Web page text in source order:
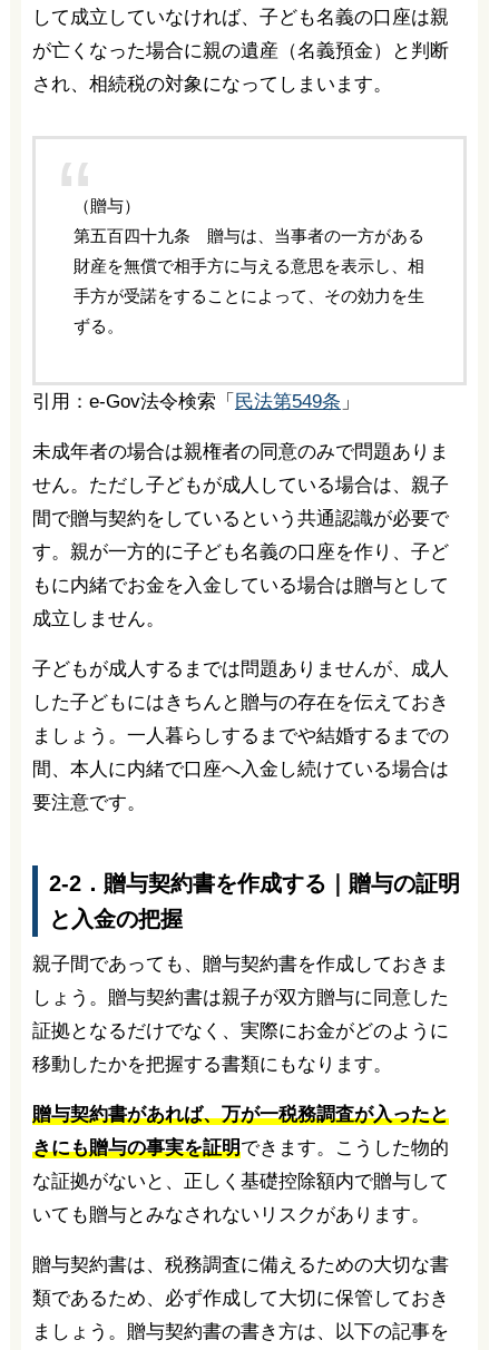
して成立していなければ、子ども名義の口座は親
が亡くなった場合に親の遺産（名義預金）と判断
され、相続税の対象になってしまいます。
（贈与）
第五百四十九条 贈与は、当事者の一方がある
財産を無償で相手方に与える意思を表示し、相
手方が受諾をすることによって、その効力を生
ずる。
引用：e-Gov法令検索「 民法第549条 」
未成年者の場合は親権者の同意のみで問題ありま
せん。ただし子どもが成人している場合は、親子
間で贈与契約をしているという共通認識が必要で
す。親が一方的に子ども名義の口座を作り、子ど
もに内緒でお金を入金している場合は贈与として
成立しません。
子どもが成人するまでは問題ありませんが、成人
した子どもにはきちんと贈与の存在を伝えておき
ましょう。一人暮らしするまでや結婚するまでの
間、本人に内緒で口座へ入金し続けている場合は
要注意です。
2-2．贈与契約書を作成する｜贈与の証明
と入金の把握
親子間であっても、贈与契約書を作成しておきま
しょう。贈与契約書は親子が双方贈与に同意した
証拠となるだけでなく、実際にお金がどのように
移動したかを把握する書類にもなります。
贈与契約書があれば、万が一税務調査が入ったと
きにも贈与の事実を証明できます。こうした物的
な証拠がないと、正しく基礎控除額内で贈与して
いても贈与とみなされないリスクがあります。
贈与契約書は、税務調査に備えるための大切な書
類であるため、必ず作成して大切に保管しておき
ましょう。贈与契約書の書き方は、以下の記事を